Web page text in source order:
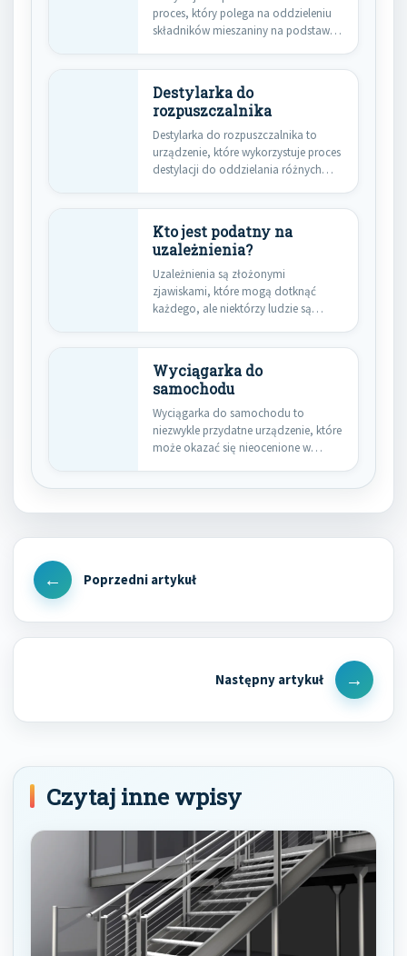
proces, który polega na oddzieleniu
składników mieszaniny na podstawie
Destylarka do
rozpuszczalnika
Destylarka do rozpuszczalnika to
urządzenie, które wykorzystuje proces
destylacji do oddzielania różnych
Kto jest podatny na
uzależnienia?
Uzależnienia są złożonymi
zjawiskami, które mogą dotknąć
każdego, ale niektórzy ludzie są
Wyciągarka do
samochodu
Wyciągarka do samochodu to
niezwykle przydatne urządzenie, które
może okazać się nieocenione w
Nawigacja
wpisu
Previous
Next
Post
Czytaj inne wpisy